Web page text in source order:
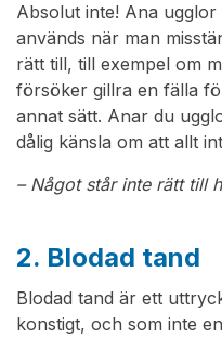
Absolut inte! Ana
används när man
rätt till, till exempel om
försöker gillra en fälla
annat sätt. Anar du
dålig känsla om att allt
– Något står inte rätt till
2. Blodad tand
Blodad tand är ett
konstigt, och som inte